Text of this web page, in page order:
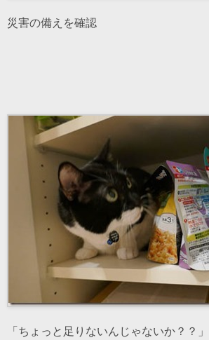
災害の備えを確認
「ちょっと足りないんじゃないか？？」